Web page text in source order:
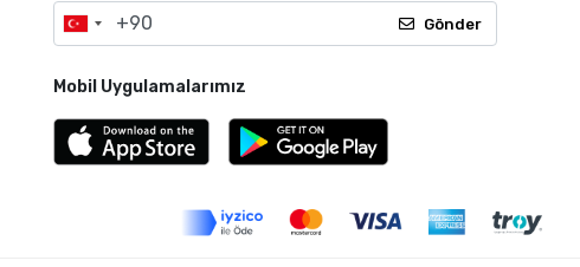
Gönder
Mobil Uygulamalarımız